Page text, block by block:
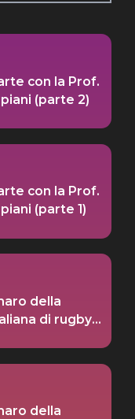
con la Prof.
(parte 2)
con la Prof.
(parte 1)
della
di rugby
della